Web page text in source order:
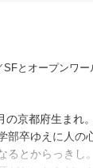
SFとオープンワ
の京都府生まれ
部卒ゆえに人の
るとからっきし